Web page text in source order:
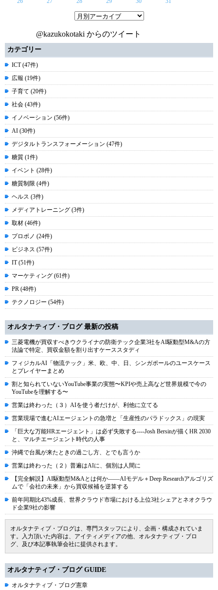
@kazukokotaki からのツイート
カテゴリー
ICT (47件)
広報 (19件)
子育て (20件)
社会 (43件)
イノベーション (56件)
AI (30件)
デジタルトランスフォーメーション (47件)
糖質 (1件)
イベント (28件)
糖質制限 (4件)
ヘルス (3件)
メディアトレーニング (3件)
取材 (46件)
プロボノ (24件)
ビジネス (57件)
IT (51件)
マーケティング (61件)
PR (48件)
テクノロジー (54件)
オルタナティブ・ブログ 最新の投稿
三菱電機が買収すべきウクライナの防衛テック企業3社をAI駆動型M&Aの方
法論で特定、買収金額を割り出すケーススタディ
フィジカルAI「物流テック」米、欧、中、日、シンガポールのユースケース
とプレイヤーまとめ
割と知られていないYouTube事業の実態〜KPIや売上高など世界規模で今の
YouTubeを理解する〜
営業は終わった（３）AIを使う者だけが、利他に立てる
営業現場で進むAIエージェントの急増と「生産性のパラドックス」の現実
「巨大な万能HRエージェント」は必ず失敗する----Josh Bersinが描くHR 2030
と、マルチエージェント時代の人事
沖縄で台風が来たときの過ごし方、とでも言うか
営業は終わった（２）普遍はAIに、個別は人間に
【完全解説】AI駆動型M&Aとは何か――AIモデル＋Deep Researchアルゴリズ
ムで「会社の未来」から買収候補を逆算する
前年同期比43%成長、世界クラウド市場における上位3社シェアとネオクラウ
ド企業9社の影響
オルタナティブ・ブログは、専門スタッフにより、企画・構成されていま
す。入力頂いた内容は、アイティメディアの他、オルタナティブ・ブロ
グ、及び本記事執筆会社に提供されます。
オルタナティブ・ブログ GUIDE
オルタナティブ・ブログ憲章